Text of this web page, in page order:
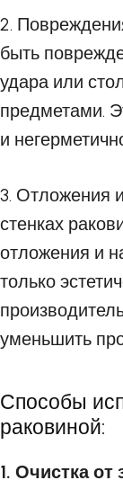
2.
быть
удара или
предметами.
и
3. Отложения
стенках
отложения и
только
уменьшить
Способы
раковиной:
1. Очистка от